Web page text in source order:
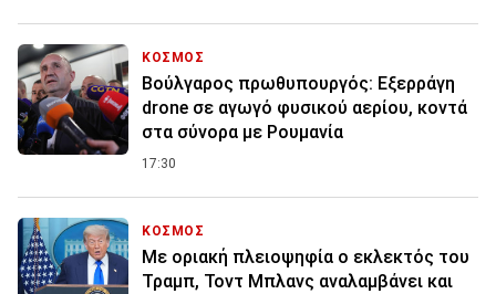
ΚΟΣΜΟΣ
Βούλγαρος πρωθυπουργός: Εξερράγη
drone σε αγωγό φυσικού αερίου, κοντά
στα σύνορα με Ρουμανία
17:30
ΚΟΣΜΟΣ
Με οριακή πλειοψηφία ο εκλεκτός του
Τραμπ, Τοντ Μπλανς αναλαμβάνει και